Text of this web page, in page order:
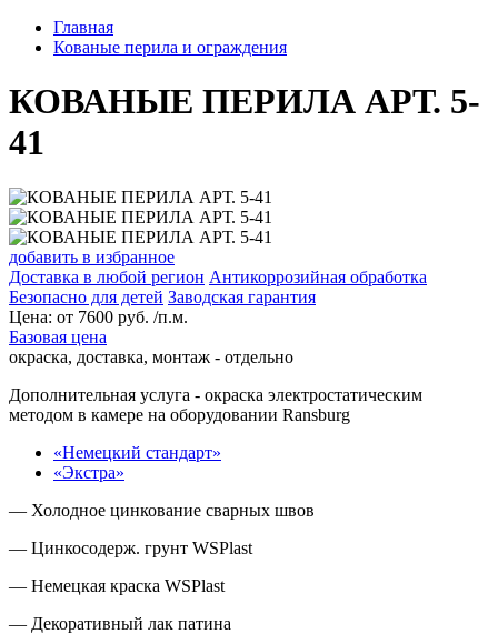
Главная
Кованые перила и ограждения
КОВАНЫЕ ПЕРИЛА АРТ. 5-
41
добавить в избранное
Доставка в любой регион Антикоррозийная обработка
Безопасно для детей Заводская гарантия
Цена: от 7600 руб. /п.м.
Базовая цена
окраска, доставка, монтаж - отдельно
Дополнительная услуга - окраска электростатическим
методом в камере на оборудовании Ransburg
«Немецкий стандарт»
«Экстра»
— Холодное цинкование сварных швов
— Цинкосодерж. грунт WSPlast
— Немецкая краска WSPlast
— Декоративный лак патина